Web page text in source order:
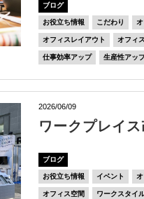
ブログ
お役立ち情報 こだわり
オフィスレイアウト オフィ
仕事効率アップ 生産性アッ
2026/06/09
ワークプレイ
ブログ
お役立ち情報 イベント
オフィス空間 ワークスタイ